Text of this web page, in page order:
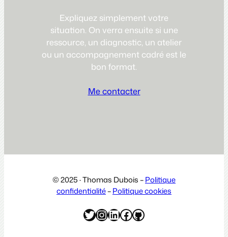
Expliquez simplement votre
situation. On verra ensuite si une
ressource, un diagnostic, un atelier
ou un accompagnement cadré est le
bon format.
Me contacter
© 2025 · Thomas Dubois –Politique
confidentialité–Politique cookies
Twitter
Instagram
LinkedIn
Facebook
GitHub